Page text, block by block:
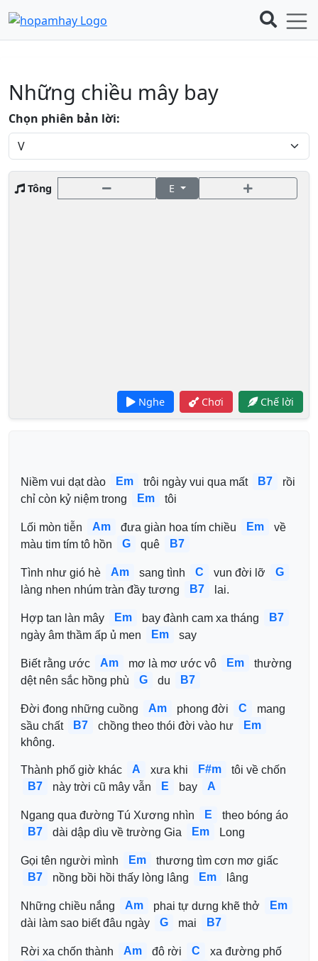
Những chiều mây bay
Chọn phiên bản lời:
Tông E
Nghe Chơi Chế lời
Niềm vui dạt dào Em trôi ngày vui qua mất B7
rồi
chỉ còn kỷ niệm trong
Em tôi
Lối mòn tiễn Am đưa giàn hoa tím chiều Em
về
màu tim tím tô hồn
G quê B7
Tình như gió hè Am sang tình C vun đời lỡ
G
làng nhen nhúm tràn đầy tương
B7 lai.
Hợp tan làn mây Em bay đành cam xa tháng
B7
ngày âm thầm ấp ủ men
Em say
Biết rằng ước Am mơ là mơ ước vô Em
thường
dệt nên sắc hồng phù
G du B7
Đời đong những cuồng Am phong đời C
mang
sầu chất
B7 chồng theo thói đời vào hư
Em
không.
Thành phố giờ khác A xưa khi F#m
tôi về chốn
B7
này trời cũ mây vẫn E bay A
Ngang qua đường Tú Xương nhìn E
theo bóng áo
B7
dài dập dìu về trường Gia Em Long
Gọi tên người mình Em
thương tìm cơn mơ giấc
B7
nồng bồi hồi thấy lòng lâng Em lâng
Những chiều nắng Am phai tự dưng khẽ thở
Em
dài làm sao biết đâu ngày
G mai B7
Rời xa chốn thành Am đô rời C
xa đường phố